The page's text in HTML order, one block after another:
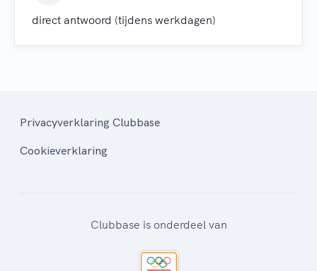
direct antwoord (tijdens werkdagen)
Privacyverklaring Clubbase
Cookieverklaring
Clubbase is onderdeel van